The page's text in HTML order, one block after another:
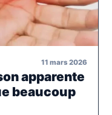
11 mars 2026
apparente
beaucoup